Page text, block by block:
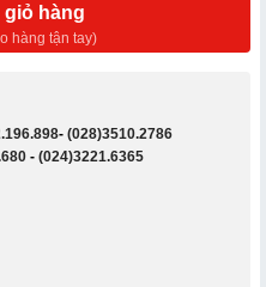
giỏ hàng
hàng tận tay)
- (028)3510.2786
- (024)3221.6365